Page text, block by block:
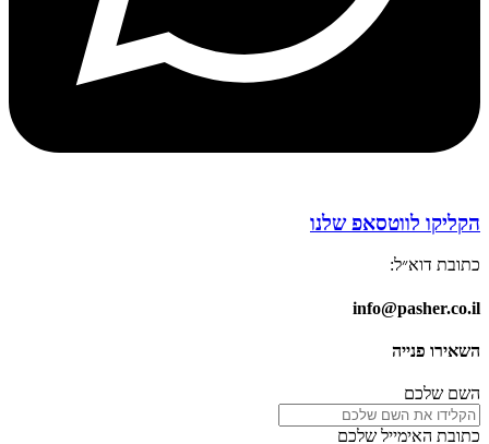
הקליקו לווטסאפ שלנו
כתובת דוא״ל:
info@pasher.co.il
השאירו פנייה
השם שלכם
כתובת האימייל שלכם